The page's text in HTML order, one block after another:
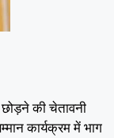
की चेतावनी
कार्यक्रम में भाग